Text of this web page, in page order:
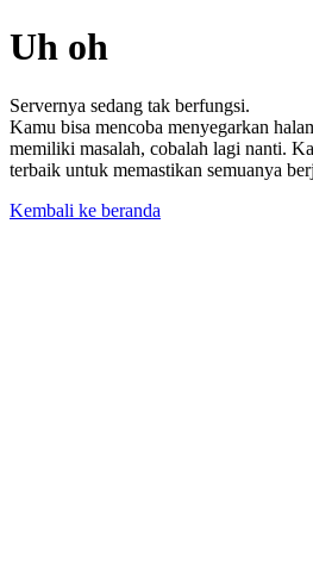
Uh oh
Servernya sedang tak berfungsi.
Kamu bisa mencoba menyegarkan
memiliki masalah, cobalah lagi nanti.
terbaik untuk memastikan semuanya
Kembali ke beranda